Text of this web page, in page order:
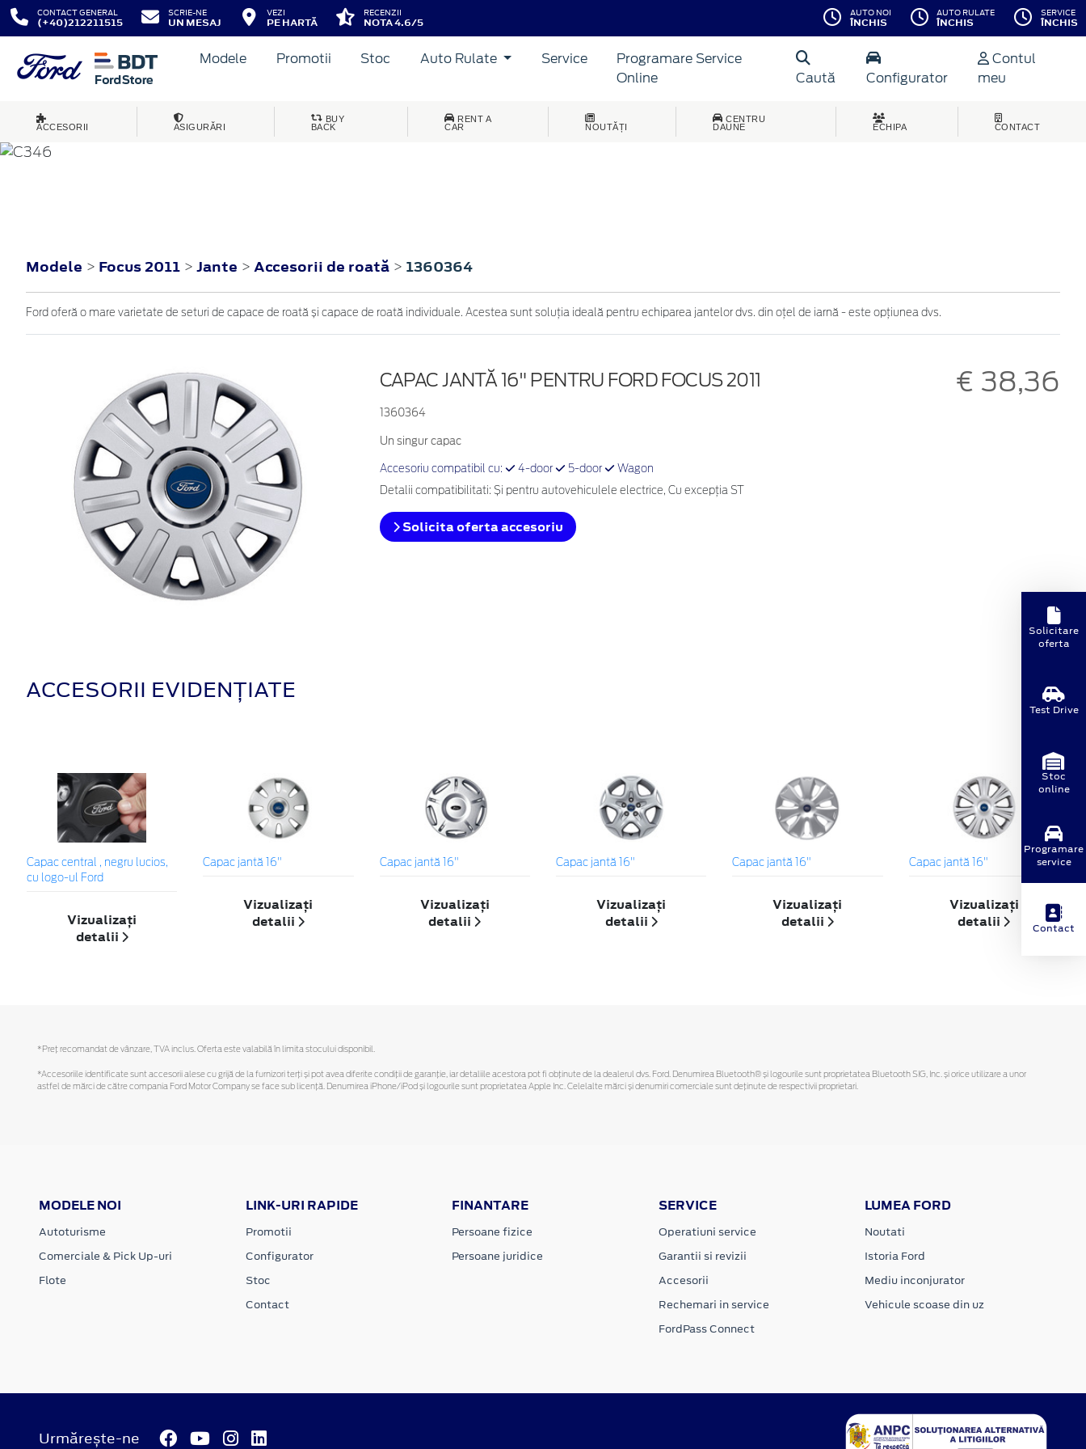
CONTACT GENERAL
(+40)212211515
SCRIE-NE
UN MESAJ
VEZI
PE HARTĂ
RECENZII
NOTA 4.6/5
AUTO NOI
ÎNCHIS
AUTO RULATE
ÎNCHIS
SERVICE
ÎNCHIS
Modele Promotii Stoc Auto Rulate Service
Programare Service
Online
Caută Configurator
Contul
meu
ACCESORII ASIGURĂRI
BUY
BACK
RENT A
CAR
NOUTĂȚI
CENTRU
DAUNE
ECHIPA CONTACT
FOCUS
Modele > Focus 2011 > Jante > Accesorii de roată > 1360364
Ford oferă o mare varietate de seturi de capace de roată și capace de roată individuale. Acestea sunt soluția ideală pentru echiparea jantelor dvs. din oțel de iarnă - este opțiunea dvs.
CAPAC JANTĂ 16" PENTRU FORD FOCUS 2011
1360364
€ 38,36
Un singur capac
Accesoriu compatibil cu: 4-door 5-door Wagon
Detalii compatibilitati: Și pentru autovehiculele electrice, Cu excepţia ST
Solicita oferta accesoriu
ACCESORII EVIDENȚIATE
Capac central , negru lucios,
cu logo-ul Ford
Vizualizați
detalii
Capac jantă 16"
Vizualizați
detalii
Capac jantă 16"
Vizualizați
detalii
Capac jantă 16"
Vizualizați
detalii
Capac jantă 16"
Vizualizați
detalii
Capac jantă 16"
Vizualizați
detalii
*Preţ recomandat de vânzare, TVA inclus. Oferta este valabilă în limita stocului disponibil.
*Accesoriile identificate sunt accesorii alese cu grijă de la furnizori terți și pot avea diferite condiții de garanție, iar detaliile acestora pot fi obținute de la dealerul dvs. Ford. Denumirea Bluetooth® și logourile sunt proprietatea Bluetooth SIG, Inc. și orice utilizare a unor
astfel de mărci de către compania Ford Motor Company se face sub licență. Denumirea iPhone/iPod și logourile sunt proprietatea Apple Inc. Celelalte mărci și denumiri comerciale sunt deținute de respectivii proprietari.
MODELE NOI
Autoturisme
Comerciale & Pick Up-uri
Flote
LINK-URI RAPIDE
Promotii
Configurator
Stoc
Contact
FINANTARE
Persoane fizice
Persoane juridice
SERVICE
Operatiuni service
Garantii si revizii
Accesorii
Rechemari in service
FordPass Connect
LUMEA FORD
Noutati
Istoria Ford
Mediu inconjurator
Vehicule scoase din uz
Urmărește-ne
Solicitare
oferta
Test Drive
Stoc
online
Programare
service
Contact